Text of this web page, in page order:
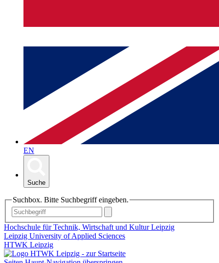
EN
Suche
Suchbox. Bitte Suchbegriff eingeben.
Hochschule für Technik, Wirtschaft und Kultur Leipzig
Leipzig University of Applied Sciences
HTWK Leipzig